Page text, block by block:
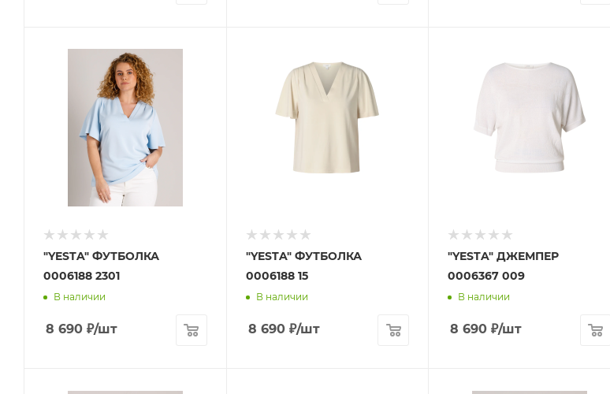
"YESTA" ФУТБОЛКА
0006188 2301
В наличии
8 690 ₽/шт
"YESTA" ФУТБОЛКА
0006188 15
В наличии
8 690₽/шт
"YESTA" ДЖЕМПЕР
0006367 009
В наличии
8 690 ₽/шт